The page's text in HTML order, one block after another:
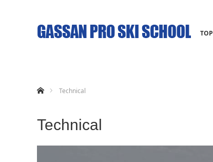
TOP
Technical
Technical